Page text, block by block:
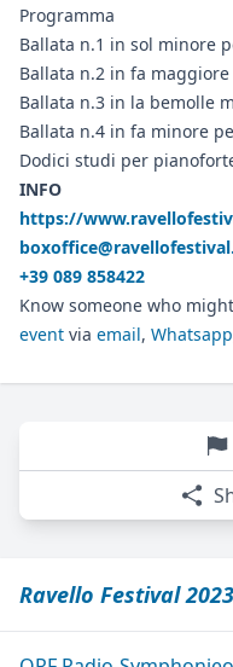
Programma
Ballata n.1 in sol minore
Ballata n.2 in fa
Ballata n.3 in la bemolle
Ballata n.4 in fa minore
Dodici studi per
INFO
https://
+39 089 858422
Know someone who
event via email, Whatsapp
Ravello Festival 2023